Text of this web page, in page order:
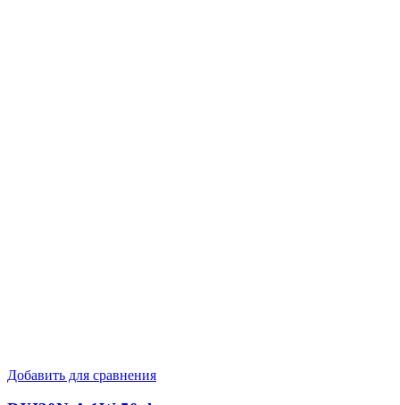
Добавить для сравнения